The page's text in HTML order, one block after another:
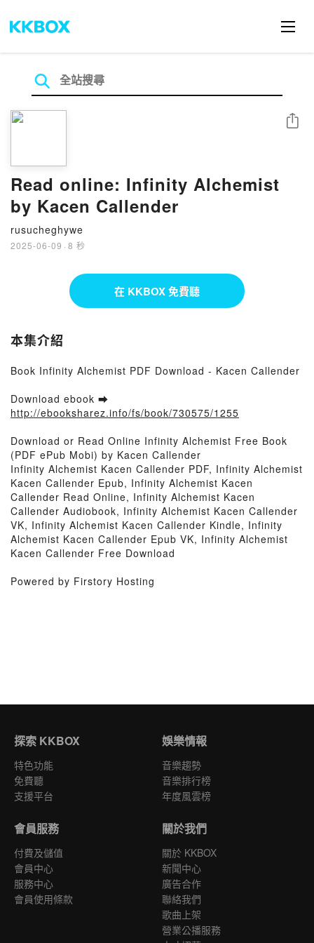
Read online: Infinity Alchemist
by Kacen Callender
rusucheghywe
2025-06-09 · 8 秒
分享
在 KKBOX 免費聽
本集介紹
Book Infinity Alchemist PDF Download - Kacen Callender
Download ebook ➡
http://ebooksharez.info/fs/book/730575/1255
Download or Read Online Infinity Alchemist Free Book
(PDF ePub Mobi) by Kacen Callender
Infinity Alchemist Kacen Callender PDF, Infinity Alchemist
Kacen Callender Epub, Infinity Alchemist Kacen
Callender Read Online, Infinity Alchemist Kacen
Callender Audiobook, Infinity Alchemist Kacen Callender
VK, Infinity Alchemist Kacen Callender Kindle, Infinity
Alchemist Kacen Callender Epub VK, Infinity Alchemist
Kacen Callender Free Download
Powered by Firstory Hosting
探索 KKBOX
特色功能
免費聽
支援平台
娛樂情報
音樂趨勢
音樂排行榜
年度風雲榜
會員服務
付費及儲值
會員中心
服務中心
會員使用條款
關於我們
關於 KKBOX
新聞中心
廣告合作
聯絡我們
歌曲上架
營業公播服務